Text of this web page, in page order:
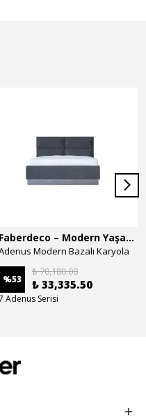
Faberdeco – Modern Yaşam Alanları İçin Özel Tasarım Mobilyalar
Modern Bazalı Karyola
%53
₺ 70,180.00
₺ 33,335.50
Adenus Serisi